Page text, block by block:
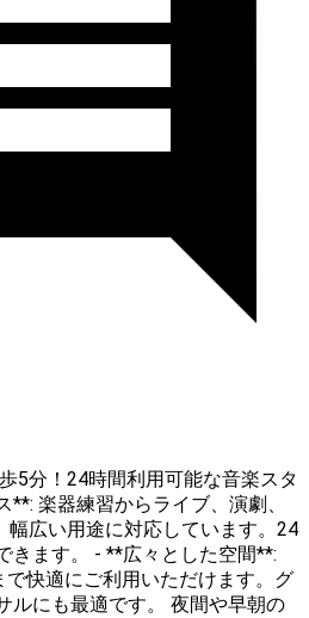
5分！24時間利用可能な音楽スタ
幅広い用途に対応しています。24
とした空間**:
快適にご利用いただけます。グ
適です。 夜間や早朝の